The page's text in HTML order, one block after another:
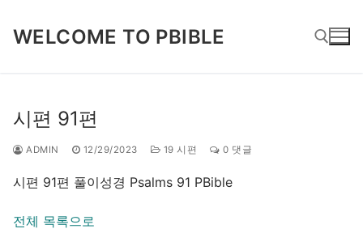
WELCOME TO PBIBLE
시편 91편
ADMIN 12/29/2023 19 시편 0 댓글
시편 91편 풀이성경 Psalms 91 PBible
전체 목록으로